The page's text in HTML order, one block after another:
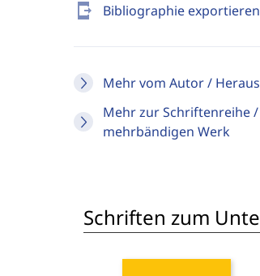
send_to_mobile Bibliographie exportieren
Mehr vom Autor /
Mehr zur Schriftenreihe
mehrbändigen Werk
Schriften zum